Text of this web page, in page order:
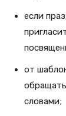
если
от
словами;